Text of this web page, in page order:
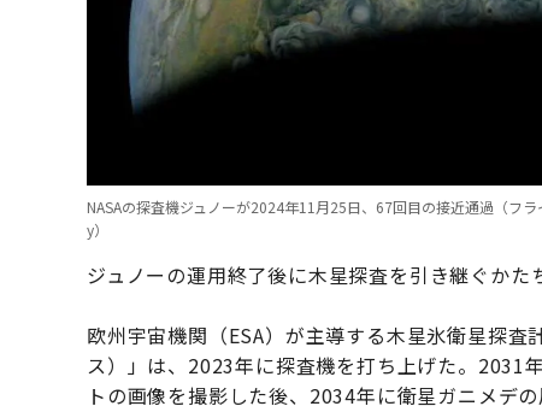
NASAの探査機ジュノーが2024年11月25日、67回目の接近通過（フ
y）
ジュノーの運用終了後に木星探査を引き継ぐかた
欧州宇宙機関（ESA）が主導する木星氷衛星探
ス）」は、2023年に探査機を打ち上げた。2031
トの画像を撮影した後、2034年に衛星ガニメデ